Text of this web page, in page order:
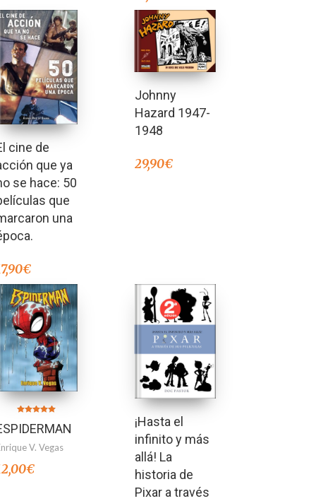
cine de
que ya
se hace: 50
que
una
€
Johnny
Hazard 1947-
1948
29,90€
5.00
de 5
V. Vegas
€
¡Hasta el
infinito y más
allá! La
historia de
Pixar a través